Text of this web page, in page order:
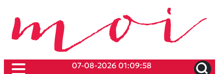
07-08-2026 01:09:58